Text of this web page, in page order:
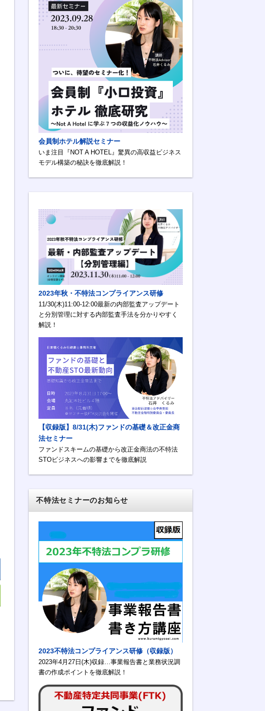
会員制ホテル解説セミナー
いま注目『NOT A HOTEL』驚異の高収益ビジネス
モデル構築の秘訣を徹底解説！
2023年秋・不特法コンプライアンス研修
11/30(木)11:00-12:00最新の内部監査アップデート
と分別管理に対する内部監査手法を分かりやすく
解説！
【収録版】8/31(木)ファンドの基礎＆改正金商
法セミナー
ファンドスキームの基礎から改正金商法の不特法
STOビジネスへの影響までを徹底解説
不特法セミナーのお知らせ
2023不特法コンプライアンス研修（収録版）
2023年4月27日(木)収録…事業報告書と業務状況調
書の作成ポイントを徹底解説！